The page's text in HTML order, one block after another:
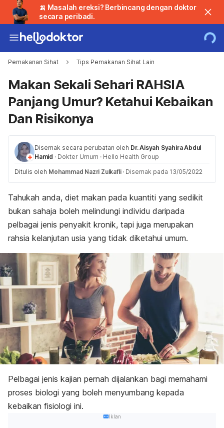
🍌 Masalah ereksi? Berbincang dengan doktor
secara peribadi.
Pemakanan Sihat Tips Pemakanan Sihat Lain
Makan Sekali Sehari RAHSIA
Panjang Umur? Ketahui Kebaikan
Dan Risikonya
Disemak secara perubatan oleh Dr. Aisyah Syahira Abdul
Hamid · Dokter Umum · Hello Health Group
Ditulis oleh Mohammad Nazri Zulkafli · Disemak pada 13/05/2022
Tahukah anda, diet makan pada kuantiti yang sedikit
bukan sahaja boleh melindungi individu daripada
pelbagai jenis penyakit kronik, tapi juga merupakan
rahsia kelanjutan usia yang tidak diketahui umum.
Pelbagai jenis kajian pernah dijalankan bagi memahami
proses biologi yang boleh menyumbang kepada
kebaikan fisiologi ini.
Iklan